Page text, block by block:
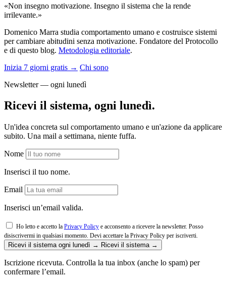
«Non insegno motivazione. Insegno il sistema che la rende
irrilevante.»
Domenico Marra studia comportamento umano e costruisce sistemi
per cambiare abitudini senza motivazione. Fondatore del Protocollo
e di questo blog. Metodologia editoriale.
Inizia 7 giorni gratis → Chi sono
Newsletter — ogni lunedì
Ricevi il sistema, ogni lunedì.
Un'idea concreta sul comportamento umano e un'azione da applicare
subito. Una mail a settimana, niente fuffa.
Nome
Inserisci il tuo nome.
Email
Inserisci un’email valida.
Ho letto e accetto la Privacy Policy e acconsento a ricevere la newsletter. Posso
disiscrivermi in qualsiasi momento.
Devi accettare la Privacy Policy per iscriverti.
Ricevi il sistema ogni lunedì → Ricevi il sistema →
Iscrizione ricevuta. Controlla la tua inbox (anche lo spam) per
confermare l’email.